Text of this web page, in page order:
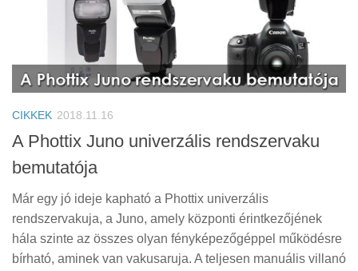
CIKKEK 2018.11.16
A Phottix Juno univerzális rendszervaku
bemutatója
Már egy jó ideje kapható a Phottix univerzális
rendszervakuja, a Juno, amely központi érintkezőjének
hála szinte az összes olyan fényképezőgéppel működésre
bírható, aminek van vakusaruja. A teljesen manuális villanó